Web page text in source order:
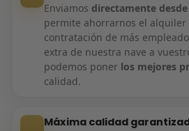
Enviamos directamente
permite ahorrarnos el alquiler
contratación de más
extra de nuestra nave a
podemos poner los mejores
calidad.
Máxima calidad